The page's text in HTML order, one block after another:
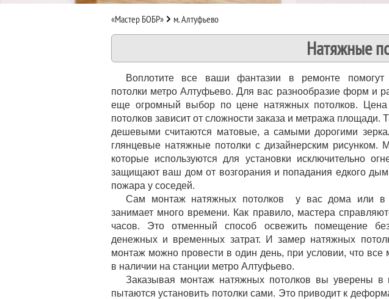
«Мастер БОБР» м. Алтуфьево
Натяжные
Воплотите все ваши фантазии в ремонте помогут
потолки метро Алтуфьево. Для вас разнообразие форм и
еще огромный выбор по цене натяжных потолков.
потолков зависит от сложности заказа и метража площади.
дешевыми считаются матовые, а самыми дорогими
глянцевые натяжные потолки с дизайнерским рисунком.
которые используются для установки исключительно
защищают ваш дом от возгорания и попадания едкого
пожара у соседей.
Сам монтаж натяжных потолков у вас дома или
занимает много времени. Как правило, мастера
часов. Это отменный способ освежить помещение
денежных и временных затрат. И замер натяжных
монтаж можно провести в один день, при условии, что все
в наличии на станции метро Алтуфьево.
Заказывая монтаж натяжных потолков вы уверены в
пытаются установить потолки сами. Это приводит к